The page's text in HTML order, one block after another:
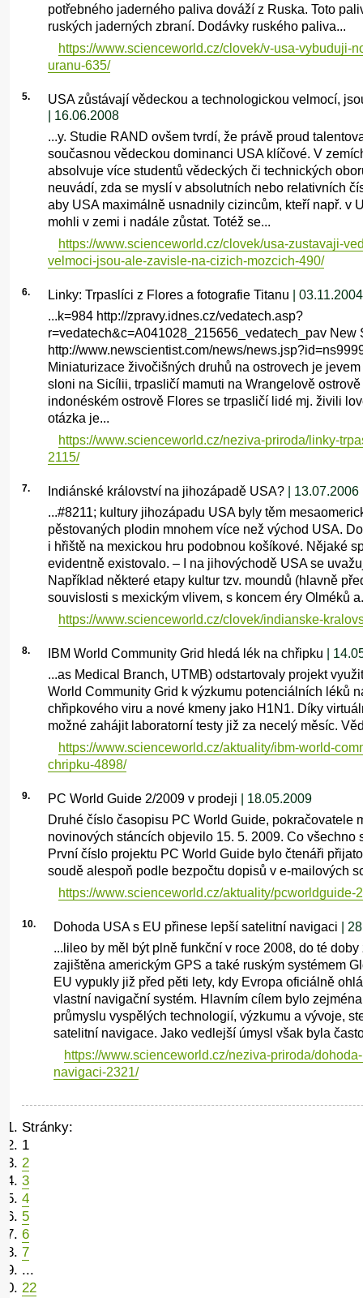
potřebného jaderného paliva dováží z Ruska. Toto
ruských jaderných zbraní. Dodávky ruského paliva...
https://www.scienceworld.cz/clovek/v-usa-vybuduji-
uranu-635/
5.
USA zůstávají vědeckou a technologickou velmocí,
| 16.06.2008
...y. Studie RAND ovšem tvrdí, že právě proud
současnou vědeckou dominanci USA klíčové. V
absolvuje více studentů vědeckých či technických
neuvádí, zda se myslí v absolutních nebo relativních
aby USA maximálně usnadnily cizincům, kteří např. v
mohli v zemi i nadále zůstat. Totéž se...
https://www.scienceworld.cz/clovek/usa-zustavaji-
velmoci-jsou-ale-zavisle-na-cizich-mozcich-490/
6. Linky: Trpaslíci z Flores a fotografie Titanu | 03.11.2004
...k=984 http://zpravy.idnes.cz/vedatech.asp?
r=vedatech&c=A041028_215656_vedatech_pav New
http://www.newscientist.com/news/
Miniaturizace živočišných druhů na ostrovech je
sloni na Sicílii, trpasličí mamuti na Wrangelově
indonéském ostrově Flores se trpasličí lidé mj. živili
otázka je...
https://www.scienceworld.cz/neziva-priroda/linky-
2115/
7. Indiánské království na jihozápadě USA?| 13.07.2006
...#8211; kultury jihozápadu USA byly těm
pěstovaných plodin mnohem více než východ USA.
i hřiště na mexickou hru podobnou košíkové. Nějaké
evidentně existovalo. – I na jihovýchodě USA se
Například některé etapy kultur tzv. moundů (hlavně
souvislosti s mexickým vlivem, s koncem éry Olméků
https://www.scienceworld.cz/clovek/indianske-
8. IBM World Community Grid hledá lék na chřipku |
...as Medical Branch, UTMB) odstartovaly projekt
World Community Grid k výzkumu potenciálních léků
chřipkového viru a nové kmeny jako H1N1. Díky
možné zahájit laboratorní testy již za necelý měsíc.
https://www.scienceworld.cz/aktuality/ibm-world-
chripku-4898/
9. PC World Guide 2/2009 v prodeji | 18.05.2009
Druhé číslo časopisu PC World Guide, pokračovatele
novinových stáncích objevilo 15. 5. 2009. Co všechno
První číslo projektu PC World Guide bylo čtenáři
soudě alespoň podle bezpočtu dopisů v e-mailových
https://www.scienceworld.cz/aktuality/pcworldguide-
10. Dohoda USA s EU přinese lepší satelitní navigaci |
...lileo by měl být plně funkční v roce 2008, do té
zajištěna americkým GPS a také ruským systémem
EU vypukly již před pěti lety, kdy Evropa oficiálně
vlastní navigační systém. Hlavním cílem bylo
průmyslu vyspělých technologií, výzkumu a vývoje,
satelitní navigace. Jako vedlejší úmysl však byla
https://www.scienceworld.cz/neziva-priroda/
navigaci-2321/
Stránky:
1
2
3
4
5
6
7
...
22